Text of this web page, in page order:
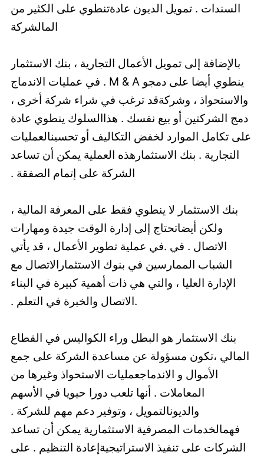
السندات . تمويل الديون عادةتنطوي على الكثير من
المالشركة
بالإضافة إلى تمويل الأعمال التجارية ، بنك الاستثمار
ينطوي أيضا على دمجو M & A . في عمليات الاندماج
والاستحواذ ، وشركةقد ترغب في شراء شركة أخرى ،
دمج الشركتين أو بيع نفسك . هذاالسلوك ينطوي عادة
على تكامل الموارد لخفض التكاليف أو تحسينالعمليات
التجارية . بنك الاستثمارهذه العملية يمكن أن تساعد
الشركة على إتمام الصفقة .
بنك الاستثمار لا ينطوي فقط على المعرفة المالية ،
ولكن أيضاتحتاج إلى إدارة الوقت جيدة ومهارات
الاتصال . في .في عملية تطوير الأعمال ، قد يأتي
الشباب الممارسين في بنوك الاستثمارالاتصال مع
الإدارة العليا ، والتي هي ذات أهمية كبيرة في البناء
.الاتصال والخبرة في التعلم .
بنك الاستثمار هو البطل وراء الكواليس في القطاع
المالي ،تكون مسؤولة عن مساعدة الشركة على جمع
الأموال و الاندماجعمليات الاستحواذ وغيرها من
المعاملات . أنها تلعب دورا حيويا في الأسهم
والديونالتمويل ، وتوفير دعم مهم للشركة .
فهمالخدمات المصرفية الاستثمارية يمكن أن تساعد
الشركات على تنفيذ الاستراتيجيةإعادة التنظيم . على